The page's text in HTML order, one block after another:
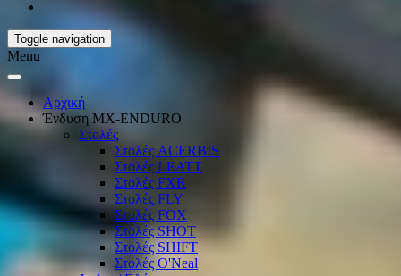
Toggle navigation
Menu
Αρχική
Ένδυση ΜΧ-ΕΝDURO
Στολές
Στολές ACERBIS
Στολές LEATT
Στολές FXR
Στολές FLY
Στολές FOX
Στολές SHOT
Στολές SHIFT
Στολές O'Neal